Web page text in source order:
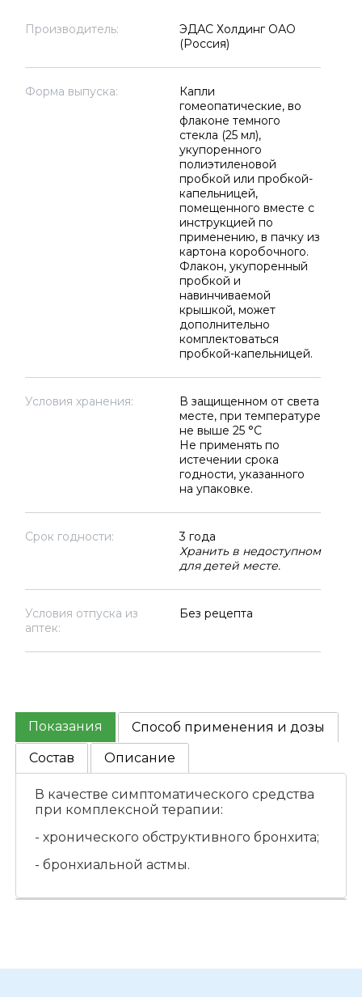
Производитель:
ЭДАС Холдинг ОАО
(Россия)
Форма выпуска:
Капли
гомеопатические, во
флаконе темного
стекла (25 мл),
укупоренного
полиэтиленовой
пробкой или пробкой-
капельницей,
помещенного вместе с
инструкцией по
применению, в пачку из
картона коробочного.
Флакон, укупоренный
пробкой и
навинчиваемой
крышкой, может
дополнительно
комплектоваться
пробкой-капельницей.
Условия хранения:
В защищенном от света
месте, при температуре
не выше 25 °C
Не применять по
истечении срока
годности, указанного
на упаковке.
Срок годности:
3 года
Хранить в недоступном
для детей месте.
Условия отпуска из
аптек:
Без рецепта
Показания
Способ применения и дозы
Состав
Описание
В качестве симптоматического средства
при комплексной терапии:
- хронического обструктивного бронхита;
- бронхиальной астмы.